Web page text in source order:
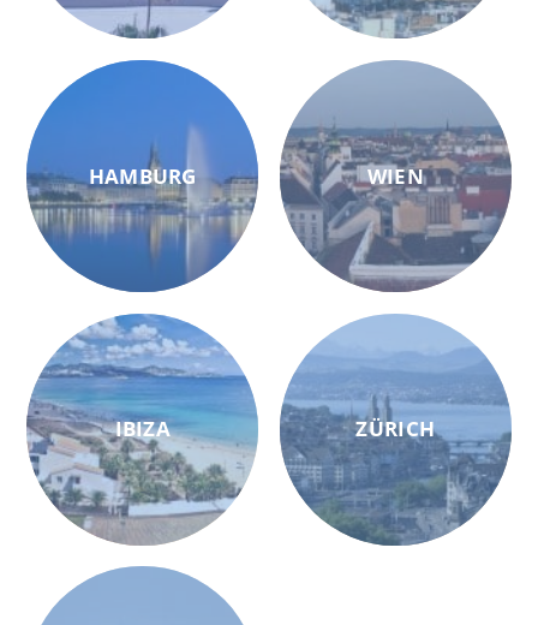
HAMBURG
IBIZA
WIEN
ZÜRICH